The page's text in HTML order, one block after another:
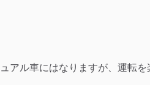
アル車にはなりますが、運転